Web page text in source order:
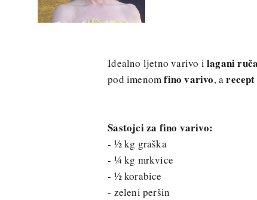
Idealno ljetno varivo i lagani
pod imenomfino varivo, arecept
Sastojci za fino varivo:
- ½ kg graška
- ¼ kg mrkvice
- ½ korabice
- zeleni peršin